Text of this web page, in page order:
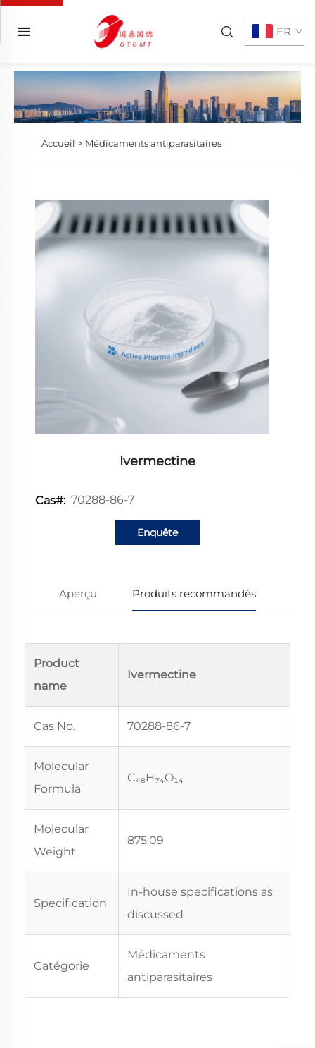
FR
Accueil > Médicaments antiparasitaires
Ivermectine
Cas#: 70288-86-7
Enquête
Aperçu Produits recommandés
Product
name
Ivermectine
Cas No. 70288-86-7
Molecular
Formula
C₄₈H₇₄O₁₄
Molecular
Weight
875.09
Specification
In-house specifications as
discussed
Catégorie
Médicaments
antiparasitaires